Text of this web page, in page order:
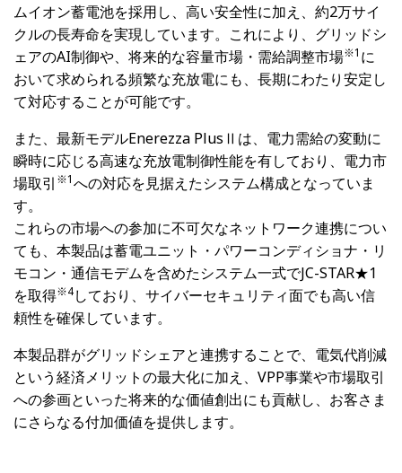
ムイオン蓄電池を採用し、高い安全性に加え、約2万サイ
クルの長寿命を実現しています。これにより、グリッドシ
ェアのAI制御や、将来的な容量市場・需給調整市場※1 に
おいて求められる頻繁な充放電にも、長期にわたり安定し
て対応することが可能です。
また、最新モデルEnerezza PlusⅡは、電力需給の変動に
瞬時に応じる高速な充放電制御性能を有しており、電力市
場取引 ※1への対応を見据えたシステム構成となっていま
す。
これらの市場への参加に不可欠なネットワーク連携につい
ても、本製品は蓄電ユニット・パワーコンディショナ・リ
モコン・通信モデムを含めたシステム一式でJC-STAR★1
を取得※4しており、サイバーセキュリティ面でも高い信
頼性を確保しています。
本製品群がグリッドシェアと連携することで、電気代削減
という経済メリットの最大化に加え、VPP事業や市場取引
への参画といった将来的な価値創出にも貢献し、お客さま
にさらなる付加価値を提供します。